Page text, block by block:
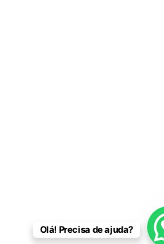
Olá! Precisa de ajuda?